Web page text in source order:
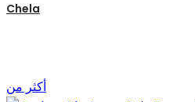
Chela
أكثر من